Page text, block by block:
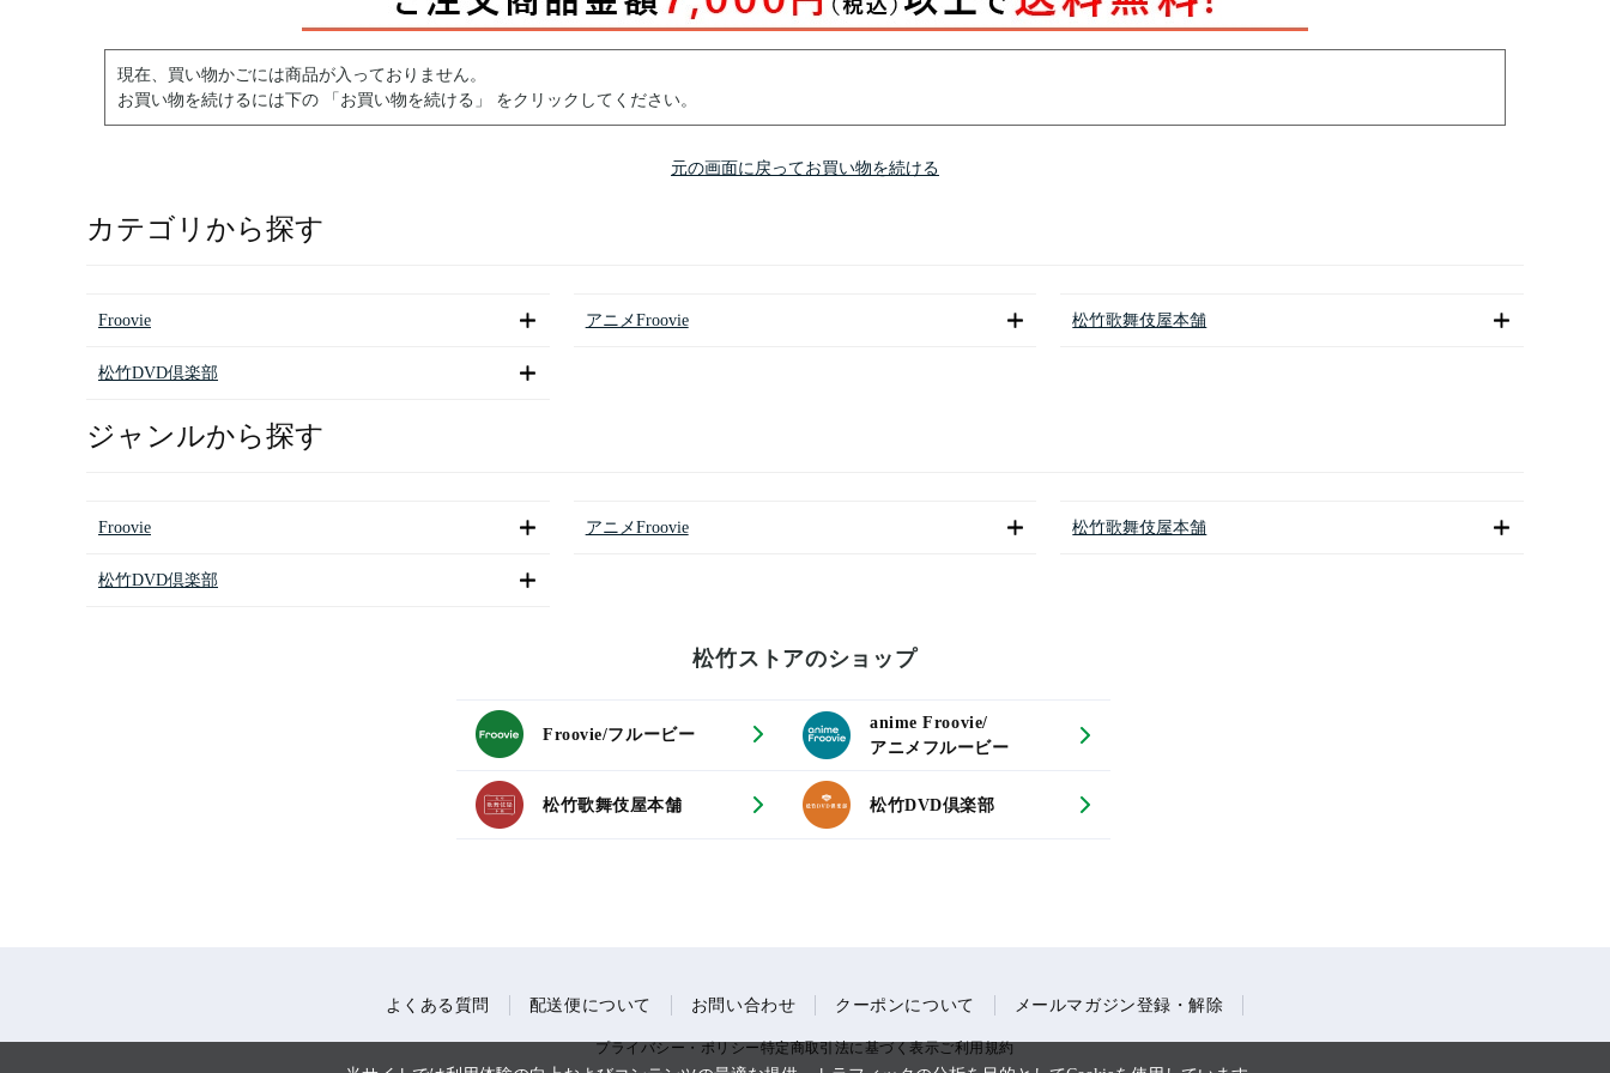
現在、買い物かごには商品が入っておりません。
お買い物を続けるには下の 「お買い物を続ける」 をクリックしてください。
元の画面に戻ってお買い物を続ける
カテゴリから探す
Froovie アニメFroovie 松竹歌舞伎屋本舗
松竹DVD倶楽部
ジャンルから探す
Froovie アニメFroovie 松竹歌舞伎屋本舗
松竹DVD倶楽部
松竹ストアのショップ
Froovie/フルービー
anime Froovie/
アニメフルービー
松竹歌舞伎屋本舗 松竹DVD倶楽部
よくある質問 配送便について お問い合わせ クーポンについて メールマガジン登録・解除
プライバシー・ポリシー特定商取引法に基づく表示ご利用規約